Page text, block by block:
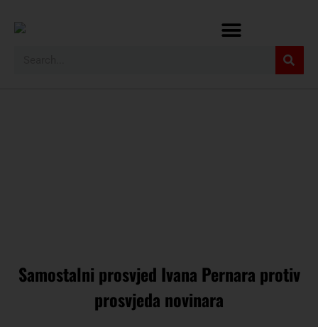
Samostalni prosvjed Ivana Pernara protiv
prosvjeda novinara